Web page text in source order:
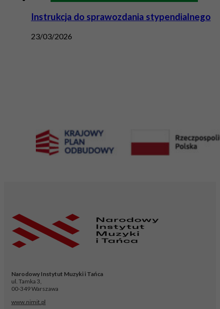
Instrukcja do sprawozdania stypendialnego
23/03/2026
Narodowy Instytut Muzyki i Tańca
ul. Tamka 3,
00-349 Warszawa
www.nimit.pl